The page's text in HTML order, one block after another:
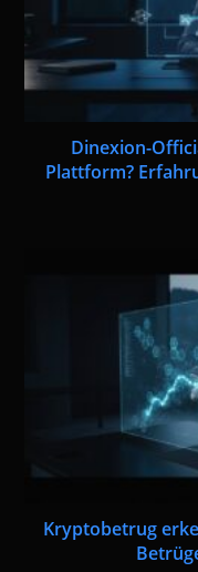
Dinexion-
Plattform?
Kryptobetrug